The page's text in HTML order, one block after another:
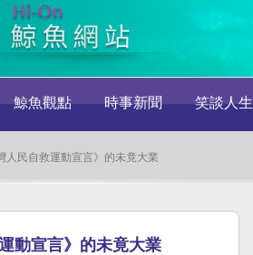
鯨魚觀點 時事新聞 笑談人生
人民自救運動宣言》的未竟大業
動宣言》的未竟大業